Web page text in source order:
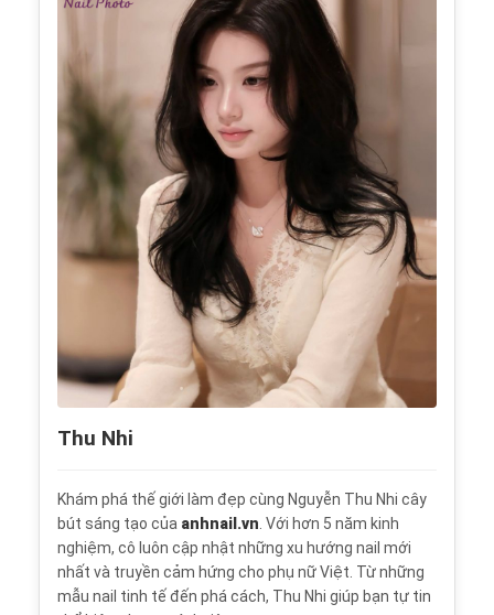
Thu Nhi
Khám phá thế giới làm đẹp cùng Nguyễn Thu Nhi cây
bút sáng tạo của anhnail.vn . Với hơn 5 năm kinh
nghiệm, cô luôn cập nhật những xu hướng nail mới
nhất và truyền cảm hứng cho phụ nữ Việt. Từ những
mẫu nail tinh tế đến phá cách, Thu Nhi giúp bạn tự tin